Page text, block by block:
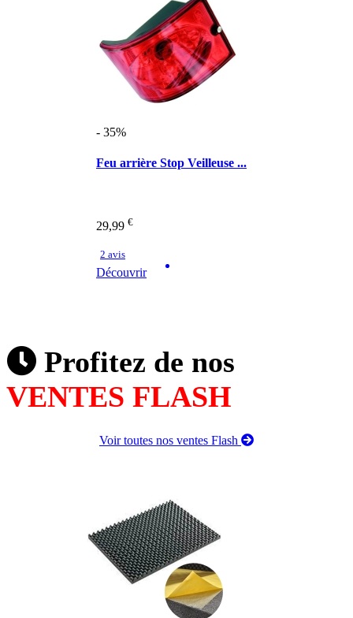
- 35%
Feu arrière Stop Veilleuse ...
29,99 €
2 avis
Découvrir
Profitez de nos
VENTES FLASH
Voir toutes nos ventes Flash